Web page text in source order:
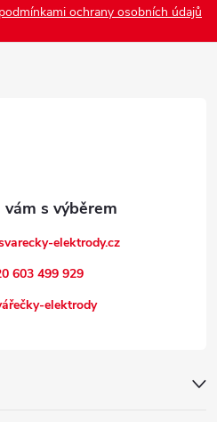
podmínkami ochrany osobních údajů
elektrody.cz
603 499 929
elektrody